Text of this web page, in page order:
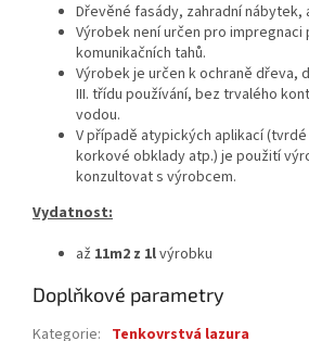
Dřevěné fasády, zahradní nábytek,
Výrobek není určen pro
komunikačních tahů.
Výrobek je určen k ochraně dřeva,
III. třídu používání, bez trvalého
vodou.
V případě atypických aplikací
korkové obklady atp.) je použití
konzultovat s výrobcem.
Vydatnost:
až 11m2 z 1lvýrobku
Doplňkové parametry
Kategorie: Tenkovrstvá lazura